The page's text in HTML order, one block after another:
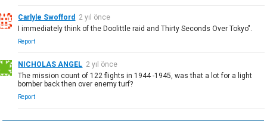
Carlyle Swofford
2 yıl önce
I immediately think of the Doolittle raid and Thirty Seconds Over Tokyo".
Report
NICHOLAS ANGEL 2 yıl önce
The mission count of 122 flights in 1944 -1945, was that a lot for a light
bomber back then over enemy turf?
Report